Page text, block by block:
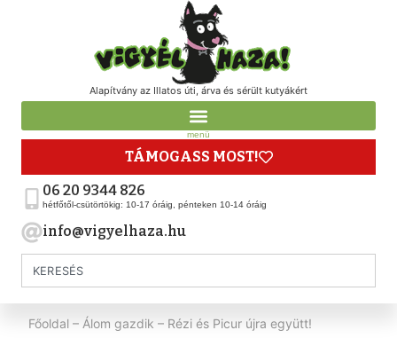
Alapítvány az Illatos úti, árva és sérült kutyákért
menü
TÁMOGASS MOST!
06 20 9344 826
hétfőtől-csütörtökig: 10-17 óráig, pénteken 10-14 óráig
info@vigyelhaza.hu
Főoldal – Álom gazdik – Rézi és Picur újra együtt!